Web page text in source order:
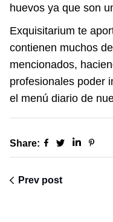
huevos ya que son
Exquisitarium te
contienen muchos
mencionados,
profesionales poder
el menú diario de
Share:
Prev post